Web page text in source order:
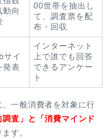
動向
00世帯を抽出し
て、調査票を配
布・回収
サイ
発表
インターネット
上で誰でも回答
できるアンケー
ト
一般消費者を対象に行
調査」と「消費マインド
す。